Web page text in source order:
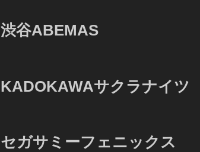
渋谷ABEMAS
KADOKAWAサクラナイツ
セガサミーフェニックス